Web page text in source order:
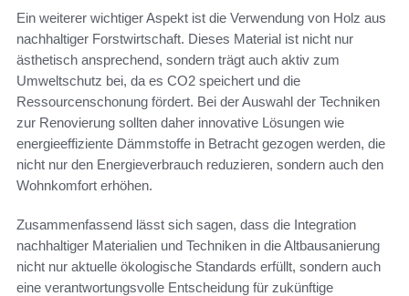
Ein weiterer wichtiger Aspekt ist die Verwendung von Holz aus
nachhaltiger Forstwirtschaft. Dieses Material ist nicht nur
ästhetisch ansprechend, sondern trägt auch aktiv zum
Umweltschutz bei, da es CO2 speichert und die
Ressourcenschonung fördert. Bei der Auswahl der Techniken
zur Renovierung sollten daher innovative Lösungen wie
energieeffiziente Dämmstoffe in Betracht gezogen werden, die
nicht nur den Energieverbrauch reduzieren, sondern auch den
Wohnkomfort erhöhen.
Zusammenfassend lässt sich sagen, dass die Integration
nachhaltiger Materialien und Techniken in die Altbausanierung
nicht nur aktuelle ökologische Standards erfüllt, sondern auch
eine verantwortungsvolle Entscheidung für zukünftige